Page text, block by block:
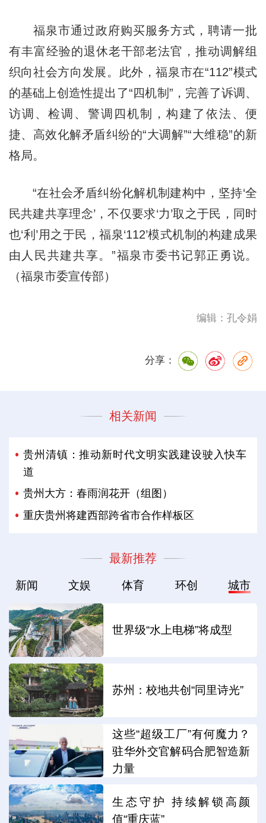
福泉市通过政府购买服务方式，聘请一批
有丰富经验的退休老干部老法官，推动调解组
织向社会方向发展。此外，福泉市在“112”模式
的基础上创造性提出了“四机制”，完善了诉调、
访调、检调、警调四机制，构建了依法、便
捷、高效化解矛盾纠纷的“大调解”“大维稳”的新
格局。
“在社会矛盾纠纷化解机制建构中，坚持‘全
民共建共享理念’，不仅要求‘力’取之于民，同时
也‘利’用之于民，福泉‘112’模式机制的构建成果
由人民共建共享。”福泉市委书记郭正勇说。
（福泉市委宣传部）
编辑：孔令娟
分享：
相关新闻
贵州清镇：推动新时代文明实践建设驶入快车
道
贵州大方：春雨润花开（组图）
重庆贵州将建西部跨省市合作样板区
最新推荐
新闻 文娱 体育 环创 城市
世界级“水上电梯”将成型
苏州：校地共创“同里诗光”
这些“超级工厂”有何魔力？
驻华外交官解码合肥智造新
力量
生态守护 持续解锁高颜
值“重庆蓝”